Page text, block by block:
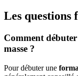
Les questions
Comment
masse ?
Pour débuter une